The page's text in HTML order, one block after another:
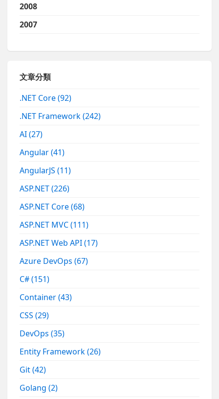
2008
2007
文章分類
.NET Core(92)
.NET Framework(242)
AI(27)
Angular(41)
AngularJS(11)
ASP.NET(226)
ASP.NET Core(68)
ASP.NET MVC(111)
ASP.NET Web API(17)
Azure DevOps(67)
C#(151)
Container(43)
CSS(29)
DevOps(35)
Entity Framework(26)
Git(42)
Golang(2)